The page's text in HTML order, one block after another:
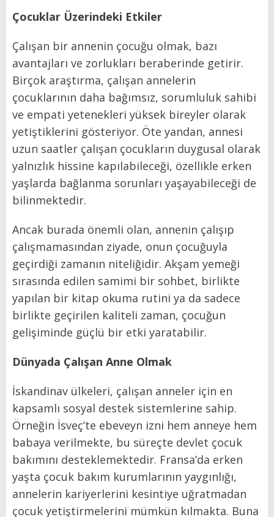
Çocuklar Üzerindeki Etkiler
Çalışan bir annenin çocuğu olmak, bazı
avantajları ve zorlukları beraberinde getirir.
Birçok araştırma, çalışan annelerin
çocuklarının daha bağımsız, sorumluluk sahibi
ve empati yetenekleri yüksek bireyler olarak
yetiştiklerini gösteriyor. Öte yandan, annesi
uzun saatler çalışan çocukların duygusal olarak
yalnızlık hissine kapılabileceği, özellikle erken
yaşlarda bağlanma sorunları yaşayabileceği de
bilinmektedir.
Ancak burada önemli olan, annenin çalışıp
çalışmamasından ziyade, onun çocuğuyla
geçirdiği zamanın niteliğidir. Akşam yemeği
sırasında edilen samimi bir sohbet, birlikte
yapılan bir kitap okuma rutini ya da sadece
birlikte geçirilen kaliteli zaman, çocuğun
gelişiminde güçlü bir etki yaratabilir.
Dünyada Çalışan Anne Olmak
İskandinav ülkeleri, çalışan anneler için en
kapsamlı sosyal destek sistemlerine sahip.
Örneğin İsveç’te ebeveyn izni hem anneye hem
babaya verilmekte, bu süreçte devlet çocuk
bakımını desteklemektedir. Fransa’da erken
yaşta çocuk bakım kurumlarının yaygınlığı,
annelerin kariyerlerini kesintiye uğratmadan
çocuk yetiştirmelerini mümkün kılmakta. Buna